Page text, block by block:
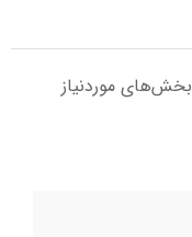
بخش‌های موردنیاز